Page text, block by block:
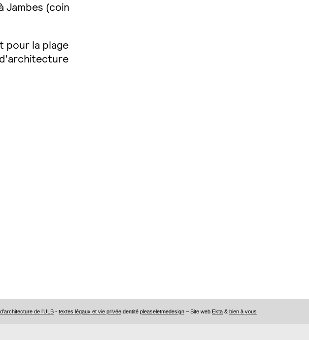
Jambes (coin
pour la plage
de l’ULB - textes légaux et vie privéeIdentité pleaseletmedesign – Site web Ekta & bien à vous